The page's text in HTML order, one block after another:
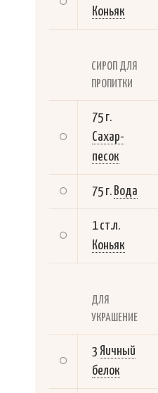
Коньяк
СИРОП ДЛЯ
ПРОПИТКИ
75 г.
Сахар-
песок
75 г. Вода
1 ст.л.
Коньяк
ДЛЯ
УКРАШЕНИЕ
3 Яичный
белок